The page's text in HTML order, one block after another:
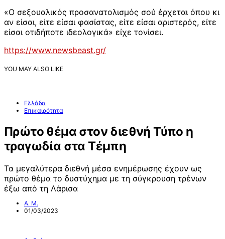
«Ο σεξουαλικός προσανατολισμός σού έρχεται όπου κι
αν είσαι, είτε είσαι φασίστας, είτε είσαι αριστερός, είτε
είσαι οτιδήποτε ιδεολογικά» είχε τονίσει.
https://www.newsbeast.gr/
YOU MAY ALSO LIKE
Ελλάδα
Επικαιρότητα
Πρώτο θέμα στον διεθνή Τύπο η
τραγωδία στα Τέμπη
Τα μεγαλύτερα διεθνή μέσα ενημέρωσης έχουν ως
πρώτο θέμα το δυστύχημα με τη σύγκρουση τρένων
έξω από τη Λάρισα
Α. Μ.
01/03/2023